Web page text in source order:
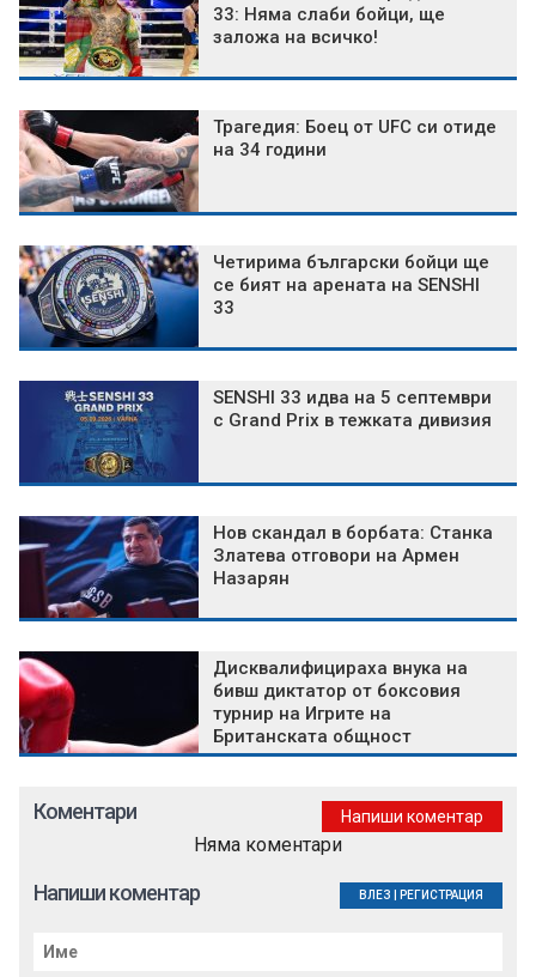
33: Няма слаби бойци, ще
заложа на всичко!
Трагедия: Боец от UFC си отиде
на 34 години
Четирима български бойци ще
се бият на арената на SENSHI
33
SENSHI 33 идва на 5 септември
с Grand Prix в тежката дивизия
Нов скандал в борбата: Станка
Златева отговори на Армен
Назарян
Дисквалифицираха внука на
бивш диктатор от боксовия
турнир на Игрите на
Британската общност
Коментари Напиши коментар
Няма коментари
Напиши коментар ВЛЕЗ РЕГИСТРАЦИЯ